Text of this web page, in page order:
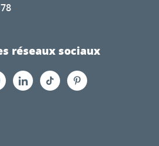
réseaux sociaux